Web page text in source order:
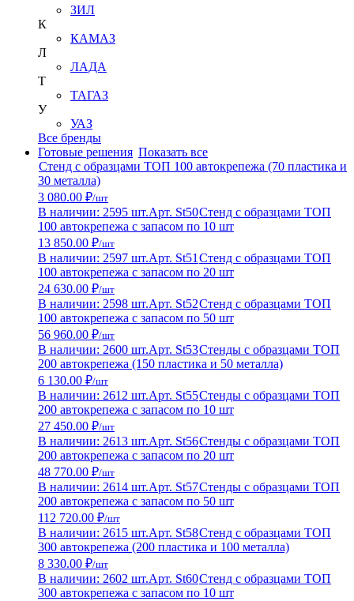
ЗИЛ
К
КАМАЗ
Л
ЛАДА
Т
ТАГАЗ
У
УАЗ
Все бренды
Готовые решения Показать все
Стенд с образцами ТОП 100 автокрепежа (70 пластика и
30 металла)
3 080.00 ₽/шт
В наличии: 2595 шт.Арт. St50Стенд с образцами ТОП
100 автокрепежа с запасом по 10 шт
13 850.00 ₽/шт
В наличии: 2597 шт.Арт. St51 Стенд с образцами ТОП
100 автокрепежа с запасом по 20 шт
24 630.00 ₽/шт
В наличии: 2598 шт.Арт. St52Стенд с образцами ТОП
100 автокрепежа с запасом по 50 шт
56 960.00 ₽/шт
В наличии: 2600 шт.Арт. St53Стенды с образцами ТОП
200 автокрепежа (150 пластика и 50 металла)
6 130.00 ₽/шт
В наличии: 2612 шт.Арт. St55Стенды с образцами ТОП
200 автокрепежа с запасом по 10 шт
27 450.00 ₽/шт
В наличии: 2613 шт.Арт. St56Стенды с образцами ТОП
200 автокрепежа с запасом по 20 шт
48 770.00 ₽/шт
В наличии: 2614 шт.Арт. St57Стенды с образцами ТОП
200 автокрепежа с запасом по 50 шт
112 720.00 ₽/шт
В наличии: 2615 шт.Арт. St58Стенд с образцами ТОП
300 автокрепежа (200 пластика и 100 металла)
8 330.00 ₽/шт
В наличии: 2602 шт.Арт. St60Стенд с образцами ТОП
300 автокрепежа с запасом по 10 шт